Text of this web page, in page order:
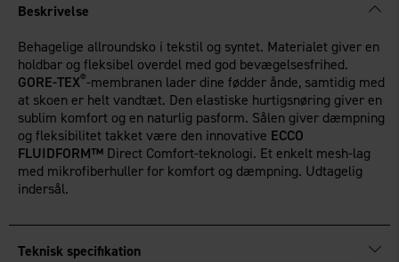
Beskrivelse
Behagelige allroundsko i tekstil og syntet. Materialet giver en
holdbar og fleksibel overdel med god bevægelsesfrihed.
GORE-TEX®-membranen lader dine fødder ånde, samtidig med
at skoen er helt vandtæt. Den elastiske hurtigsnøring giver en
sublim komfort og en naturlig pasform. Sålen giver dæmpning
og fleksibilitet takket være den innovative ECCO
FLUIDFORM™ Direct Comfort-teknologi. Et enkelt mesh-lag
med mikrofiberhuller for komfort og dæmpning. Udtagelig
indersål.
Teknisk specifikation